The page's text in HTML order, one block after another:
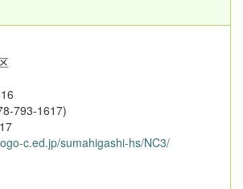
793-1617)
c.ed.jp/sumahigashi-hs/NC3/